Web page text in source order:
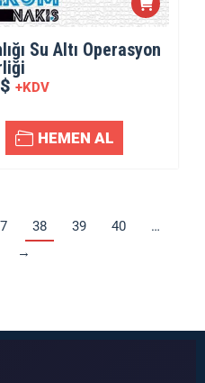
Su Altı Operasyon
+KDV
HEMEN AL
38 39 40
…
→